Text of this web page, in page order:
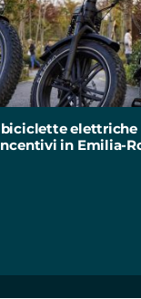
elettriche
in Emilia-